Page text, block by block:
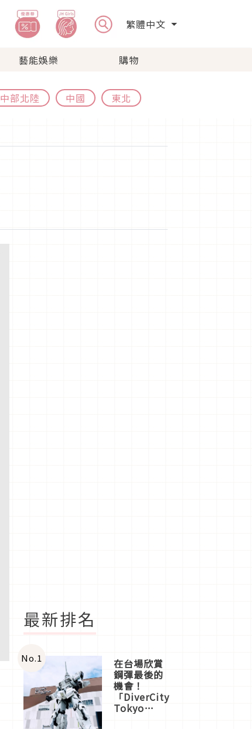
繁體中文
藝能娛樂 購物
中部北陸 中國 東北
最新排名
No.1 在台場欣賞
鋼彈最後的
機會！
「DiverCity
Tokyo